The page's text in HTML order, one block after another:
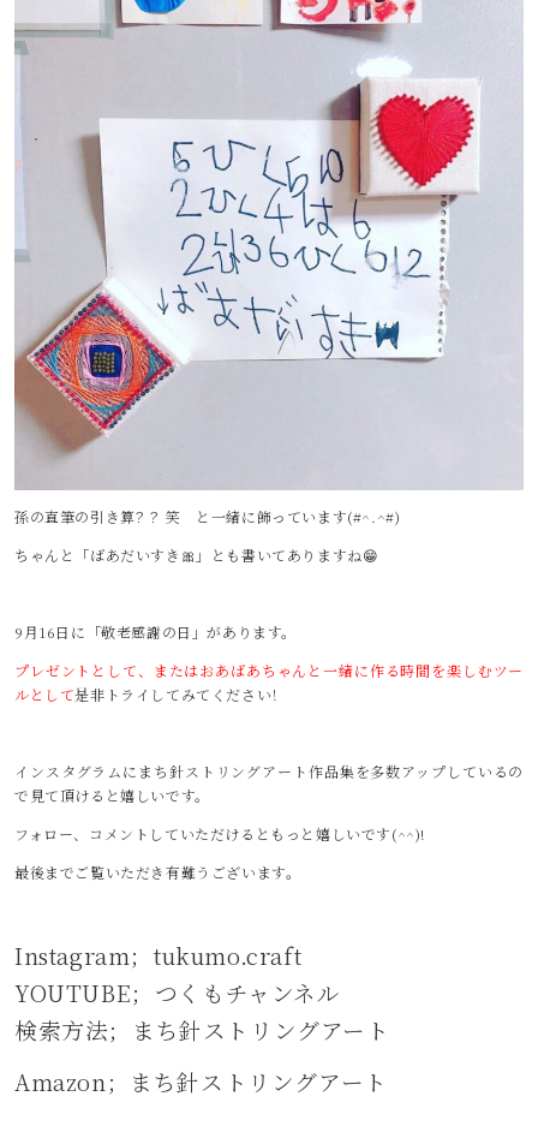
孫の直筆の引き算？？笑 と一緒に飾っています(#^.^#)
ちゃんと「ばあだいすき🎀」とも書いてありますね😁
9月16日に「敬老感謝の日」があります。
プレゼントとして、またはおあばあちゃんと一緒に作る時間を楽しむツー
ルとして是非トライしてみてください！
インスタグラムにまち針ストリングアート作品集を多数アップしているの
で見て頂けると嬉しいです。
フォロー、コメントしていただけるともっと嬉しいです(^^)!
最後までご覧いただき有難うございます。
Instagram；tukumo.craft
YOUTUBE； つくもチャンネル
検索方法；
まち針ストリングアート
Amazon；
まち針ストリングアート